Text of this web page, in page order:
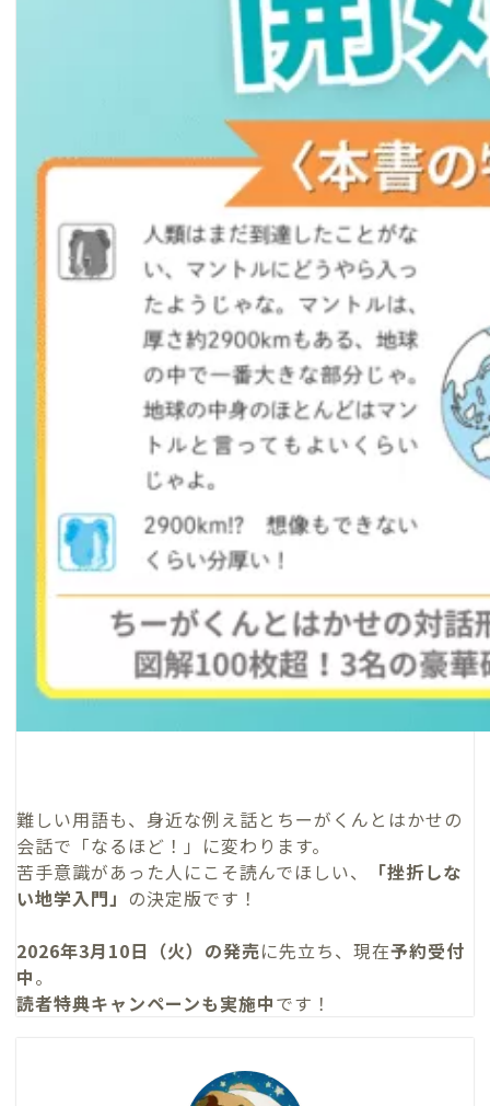
難しい用語も、身近な例え話とちーがくんとはかせの
会話で「なるほど！」に変わります。
苦手意識があった人にこそ読んでほしい、
「挫折しな
い地学入門」 の決定版です！
2026年3月10日（火）の発売に先立ち、現在予約受付
中。
読者特典キャンペーンも実施中です！